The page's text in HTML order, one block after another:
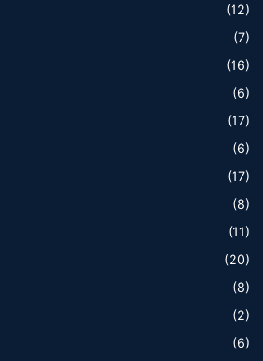
(12)
(7)
(16)
(6)
(17)
(6)
(17)
(8)
(11)
(20)
(8)
(2)
(6)